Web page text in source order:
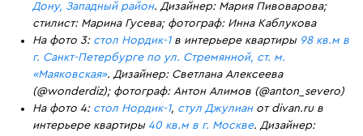
Дону, Западный район. Дизайнер: Мария Пивоварова;
стилист: Марина Гусева; фотограф: Инна Каблукова
На фото 3: стол Нордик-1в интерьере квартиры 98 кв.м в
г. Санкт-Петербурге по ул. Стремянной, ст. м.
«Маяковская». Дизайнер: Светлана Алексеева
(@wonderdiz); фотограф: Антон Алимов (@anton_severo)
На фото 4: стол Нордик-1, cтул Джулианот divan.ru в
интерьере квартиры 40 кв.м в г. Москве. Дизайнер: